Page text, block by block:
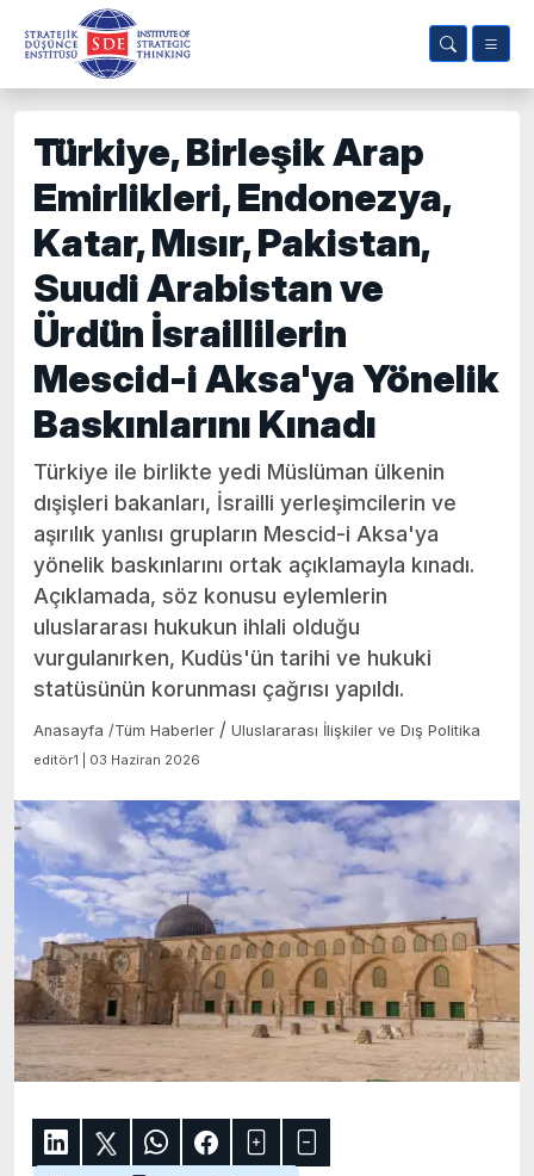
Türkiye, Birleşik Arap
Emirlikleri, Endonezya,
Katar, Mısır, Pakistan,
Suudi Arabistan ve
Ürdün İsraillilerin
Mescid-i Aksa'ya Yönelik
Baskınlarını Kınadı
Türkiye ile birlikte yedi Müslüman ülkenin
dışişleri bakanları, İsrailli yerleşimcilerin ve
aşırılık yanlısı grupların Mescid-i Aksa'ya
yönelik baskınlarını ortak açıklamayla kınadı.
Açıklamada, söz konusu eylemlerin
uluslararası hukukun ihlali olduğu
vurgulanırken, Kudüs'ün tarihi ve hukuki
statüsünün korunması çağrısı yapıldı.
Anasayfa /Tüm Haberler / Uluslararası İlişkiler ve Dış Politika
editör1 | 03 Haziran 2026